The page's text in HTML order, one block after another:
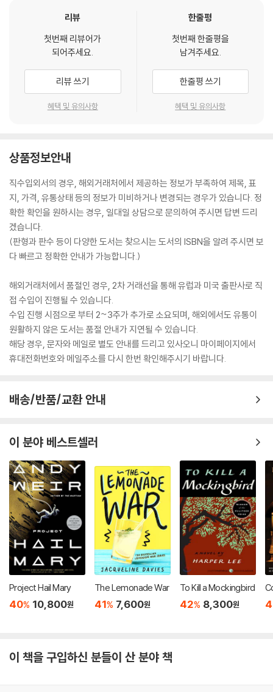
In a twist of fate, Dok-go saves the store from a robber―a br
ob working the night shift, despite the objections of her wary
employees. The store’s new employee quickly wins over the
quirky denizens of the neighborhood, becoming a welcoming
ear and source of advice for his coworkers and neighbors’ pro
blems, and helping his new boss save the store from financial
ms to be trying so hard to forget.
The Second Chance Convenience Store is a moving and joyful
story of a woman fighting for her community and a man who h
as lost everything except the will to try again.
리뷰
첫번째 리뷰어가
되어주세요.
리뷰 쓰기
혜택 및 유의사항
한줄평
첫번째 한줄평을
남겨주세요.
한줄평 쓰기
혜택 및 유의사항
상품정보안내
직수입외서의 경우, 해외거래처에서 제공하는 정보가 부족하여 제목, 표
지, 가격, 유통상태 등의 정보가 미비하거나 변경되는 경우가 있습니다. 정
확한 확인을 원하시는 경우, 일대일 상담으로 문의하여 주시면 답변 드리
겠습니다.
(판형과 판수 등이 다양한 도서는 찾으시는 도서의 ISBN을 알려 주시면 보
다 빠르고 정확한 안내가 가능합니다.)
해외거래처에서 품절인 경우, 2차 거래선을 통해 유럽과 미국 출판사로 직
접 수입이 진행될 수 있습니다.
수입 진행 시점으로 부터 2~3주가 추가로 소요되며, 해외에서도 유통이
원활하지 않은 도서는 품절 안내가 지연될 수 있습니다.
해당 경우, 문자와 메일로 별도 안내를 드리고 있사오니 마이페이지에서
휴대전화번호와 메일주소를 다시 한번 확인해주시기 바랍니다.
배송/반품/교환 안내
이 분야 베스트셀러
Project Hail Mary
40% 10,800원
The Lemonade War
41% 7,600원
To Kill a Mockingbird
42% 8,300원
이 책을 구입하신 분들이 산 분야 책